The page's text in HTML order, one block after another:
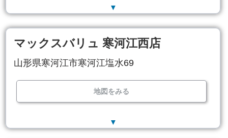
▼
マックスバリュ 寒河江西店
山形県寒河江市寒河江塩水69
地図をみる
▼